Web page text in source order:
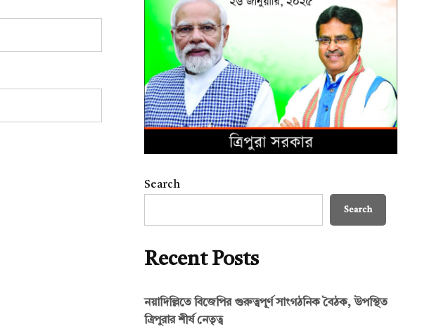
Search
Search
Recent Posts
নয়াদিল্লিতে বিজেপির গুরুত্বপূর্ণ সাংগঠনিক বৈঠক, উপস্থিত
ত্রিপুরার শীর্ষ নেতৃত্ব